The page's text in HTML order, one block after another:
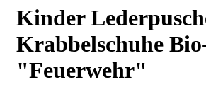
Kinder
Krabbelschuhe
"Feuerwehr"